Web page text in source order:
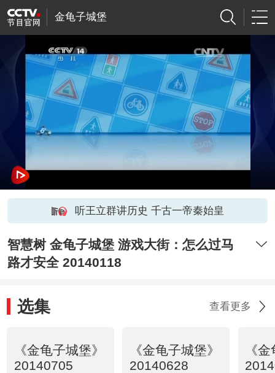
金龟子城堡
听王立群讲历史 千古一帝秦始皇
智慧树 金龟子城堡 游戏大街：怎么过马
路才安全 20140118
选集 查看更多
《金龟子城堡》
20140705
《金龟子城堡》
20140628
《